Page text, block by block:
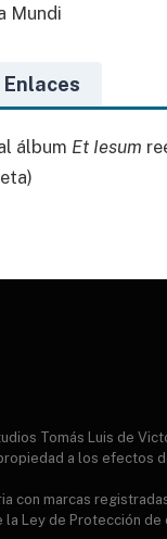
Mundi
Enlaces
álbum Et Iesum
Tomás Luis de
a los efectos
con marcas
Ley de Protección de